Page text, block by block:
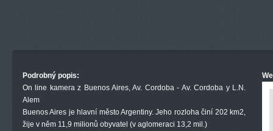
Podrobný popis:
On line kamera z Buenos Aires, Av. Cordoba - Av. Cordoba y L.N.
Alem
Buenos Aires je hlavní město Argentiny. Jeho rozloha činí 202 km2,
žije v něm 11,9 milionů obyvatel (v aglomeraci 13,2 mil.)